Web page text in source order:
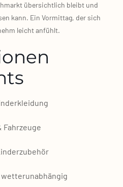
über­sicht­lich bleibt und
kann. Ein Vor­mit­tag, der sich
leicht anfühlt.
Fahr­zeu­ge
wet­ter­un­ab­hän­gig